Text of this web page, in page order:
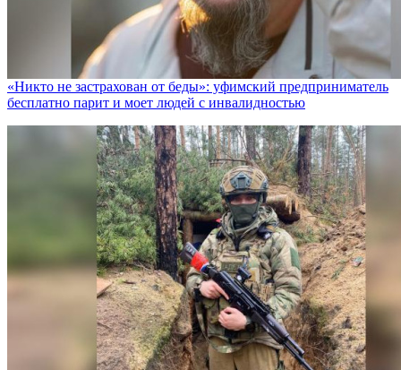
«Никто не заcтрахован от беды»: уфимский предприниматель
бесплатно парит и моет людей с инвалидностью